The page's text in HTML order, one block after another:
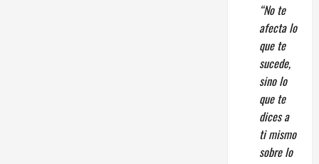
“No te
afecta lo
que te
sucede,
sino lo
que te
dices a
ti mismo
sobre lo